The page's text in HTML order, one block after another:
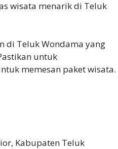
wisata menarik di Teluk
di Teluk Wondama yang
untuk
memesan paket wisata.
Kabupaten Teluk